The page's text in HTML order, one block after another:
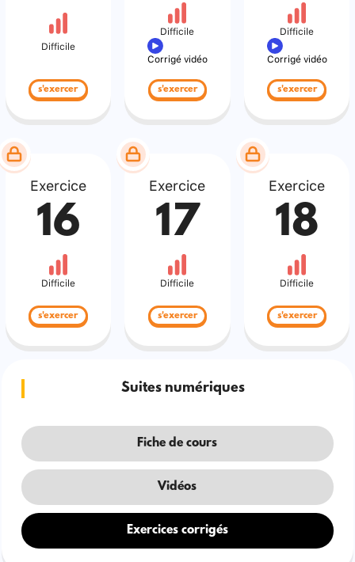
Difficile
s'exercer
Difficile
Corrigé vidéo
s'exercer
Difficile
Corrigé vidéo
s'exercer
Exercice
16
Difficile
s'exercer
Exercice
17
Difficile
s'exercer
Exercice
18
Difficile
s'exercer
Suites numériques
Fiche de cours
Vidéos
Exercices corrigés